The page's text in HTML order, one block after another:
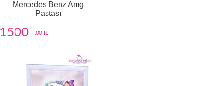
Mercedes Benz Amg
Pastası
1500 ,00 TL